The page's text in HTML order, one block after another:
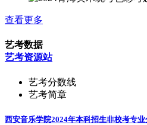
查看更多
艺考数据
艺考资源站
艺考分数线
艺考简章
西安音乐学院2024年本科招生非校考专